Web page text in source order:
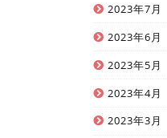
2023年7月
2023年6月
2023年5月
2023年4月
2023年3月